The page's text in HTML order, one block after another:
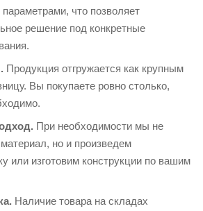
что позволяет
решение под конкретные
Продукция отгружается как крупным
Вы покупаете ровно столько,
При необходимости мы не
но и произведем
или изготовим конструкции по вашим
Наличие товара на складах